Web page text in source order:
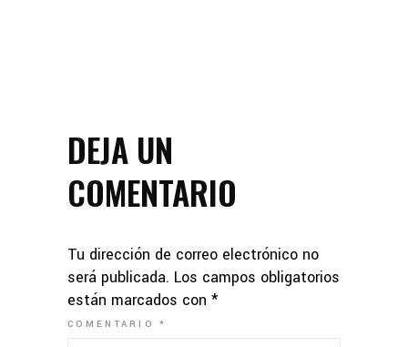
DEJA UN
COMENTARIO
Tu dirección de correo electrónico no
será publicada. Los campos obligatorios
están marcados con *
COMENTARIO*